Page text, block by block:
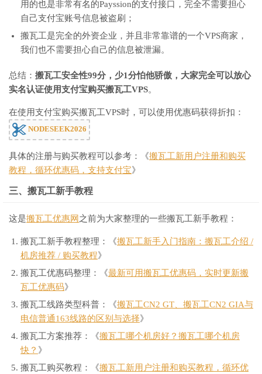
用的也是非常有名的Payssion的支付接口，完全不需要担心
自己支付宝账号信息被盗刷；
搬瓦工是完全的外资企业，并且非常靠谱的一个VPS商家，
我们也不需要担心自己的信息被泄漏。
总结： 搬瓦工安全性99分，少1分怕他骄傲，大家完全可以放心
实名认证使用支付宝购买搬瓦工VPS。
在使用支付宝购买搬瓦工VPS时，可以使用优惠码获得折扣：
NODESEEK2026
具体的注册与购买教程可以参考：《搬瓦工新用户注册和购买
教程，循环优惠码，支持支付宝》
三、搬瓦工新手教程
这是搬瓦工优惠网 之前为大家整理的一些搬瓦工新手教程：
搬瓦工新手教程整理：《搬瓦工新手入门指南：搬瓦工介绍 /
机房推荐 / 购买教程》
搬瓦工优惠码整理：《最新可用搬瓦工优惠码，实时更新搬
瓦工优惠码》
搬瓦工线路类型科普：《搬瓦工CN2 GT、搬瓦工CN2 GIA与
电信普通163线路的区别与选择》
搬瓦工方案推荐：《搬瓦工哪个机房好？搬瓦工哪个机房
快？ 》
搬瓦工购买教程：《搬瓦工新用户注册和购买教程，循环优